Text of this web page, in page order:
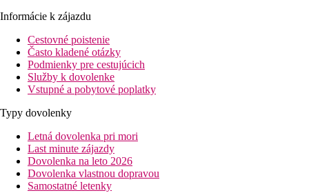
Informácie k zájazdu
Cestovné poistenie
Často kladené otázky
Podmienky pre cestujúcich
Služby k dovolenke
Vstupné a pobytové poplatky
Typy dovolenky
Letná dovolenka pri mori
Last minute zájazdy
Dovolenka na leto 2026
Dovolenka vlastnou dopravou
Samostatné letenky